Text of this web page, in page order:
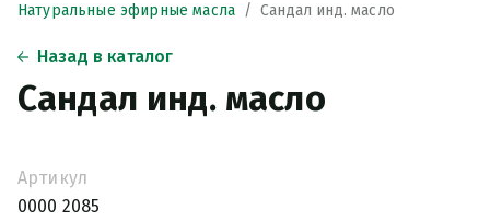
Натуральные эфирные масла
Сандал инд. масло
Назад в каталог
Сандал инд. масло
Артикул
0000 2085